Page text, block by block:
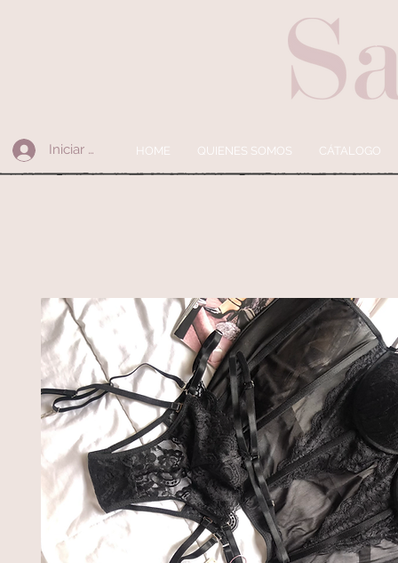
Iniciar sesión HOME QUIENES SOMOS CÁTALOGO